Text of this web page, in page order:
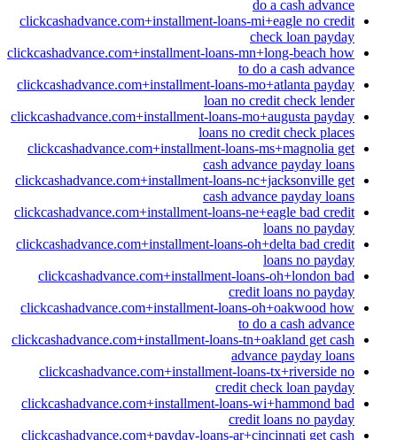
do a cash advance
clickcashadvance.com+installment-loans-mi+eagle no credit
check loan payday
clickcashadvance.com+installment-loans-mn+long-beach how
to do a cash advance
clickcashadvance.com+installment-loans-mo+atlanta payday
loan no credit check lender
clickcashadvance.com+installment-loans-mo+augusta payday
loans no credit check places
clickcashadvance.com+installment-loans-ms+magnolia get
cash advance payday loans
clickcashadvance.com+installment-loans-nc+jacksonville get
cash advance payday loans
clickcashadvance.com+installment-loans-ne+eagle bad credit
loans no payday
clickcashadvance.com+installment-loans-oh+delta bad credit
loans no payday
clickcashadvance.com+installment-loans-oh+london bad
credit loans no payday
clickcashadvance.com+installment-loans-oh+oakwood how
to do a cash advance
clickcashadvance.com+installment-loans-tn+oakland get cash
advance payday loans
clickcashadvance.com+installment-loans-tx+riverside no
credit check loan payday
clickcashadvance.com+installment-loans-wi+hammond bad
credit loans no payday
clickcashadvance.com+payday-loans-ar+cincinnati get cash